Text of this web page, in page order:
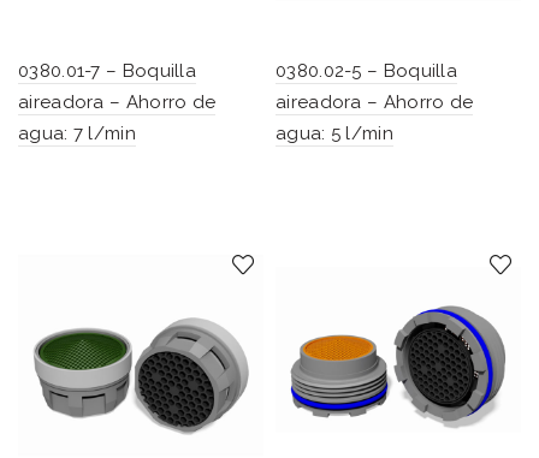
0380.01-7 – Boquilla
aireadora – Ahorro de
agua: 7 l/min
0380.02-5 – Boquilla
aireadora – Ahorro de
agua: 5 l/min